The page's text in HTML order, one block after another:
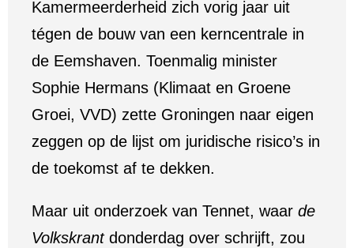
Kamermeerderheid zich vorig jaar uit
tégen de bouw van een kerncentrale in
de Eemshaven. Toenmalig minister
Sophie Hermans (Klimaat en Groene
Groei, VVD) zette Groningen naar eigen
zeggen op de lijst om juridische risico’s in
de toekomst af te dekken.
Maar uit onderzoek van Tennet, waar de
Volkskrantdonderdag over schrijft, zou